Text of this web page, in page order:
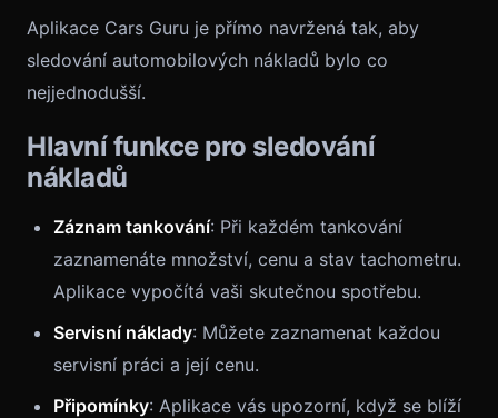
Aplikace Cars Guru je přímo navržená tak, aby
sledování automobilových nákladů bylo co
nejjednodušší.
Hlavní funkce pro sledování
nákladů
Záznam tankování: Při každém tankování
zaznamenáte množství, cenu a stav tachometru.
Aplikace vypočítá vaši skutečnou spotřebu.
Servisní náklady: Můžete zaznamenat každou
servisní práci a její cenu.
Připomínky: Aplikace vás upozorní, když se blíží